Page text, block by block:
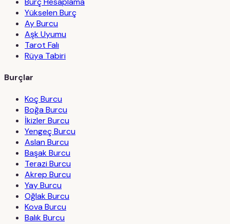
Yükselen Burç
Ay Burcu
Aşk Uyumu
Tarot Falı
Rüya Tabiri
Burçlar
Koç Burcu
Boğa Burcu
İkizler Burcu
Yengeç Burcu
Aslan Burcu
Başak Burcu
Terazi Burcu
Akrep Burcu
Yay Burcu
Oğlak Burcu
Kova Burcu
Balık Burcu